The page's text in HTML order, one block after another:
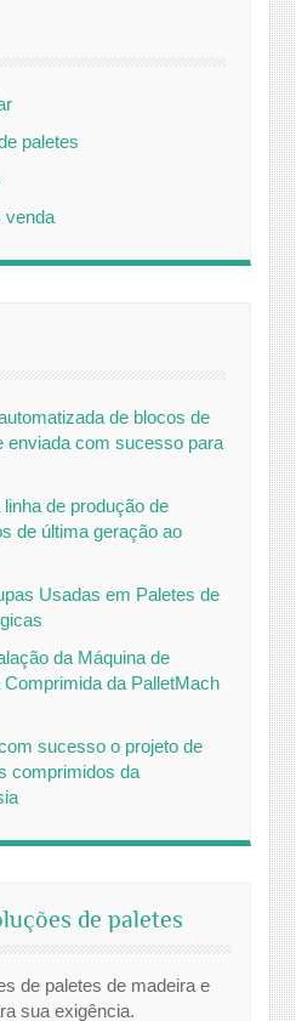
paletes
venda
de blocos de
enviada com sucesso para
de produção de
de última geração ao
Usadas em Paletes de
da Máquina de
da PalletMach
sucesso o projeto de
comprimidos da
de paletes
de paletes de madeira e
sua exigência.